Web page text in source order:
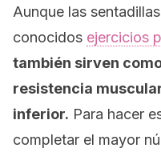
Aunque las
conocidos ejercicios
también sirven
resistencia
inferior. Para hacer
completar el mayor